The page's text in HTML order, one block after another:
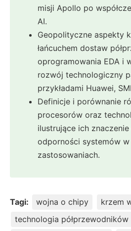
misji Apollo po
AI.
Geopolityczne aspekty
łańcuchem dostaw
oprogramowania EDA i
rozwój technologiczny
przykładami Huawei,
Definicje i porównanie
procesorów oraz
ilustrujące ich
odporności systemów
zastosowaniach.
Tagi: wojna o chipy
krzem
technologia półprzewodników